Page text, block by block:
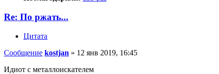
Re: По ржать...
Цитата
Сообщение kostjan » 12 янв 2019, 16:45
Идиот с металлоискателем